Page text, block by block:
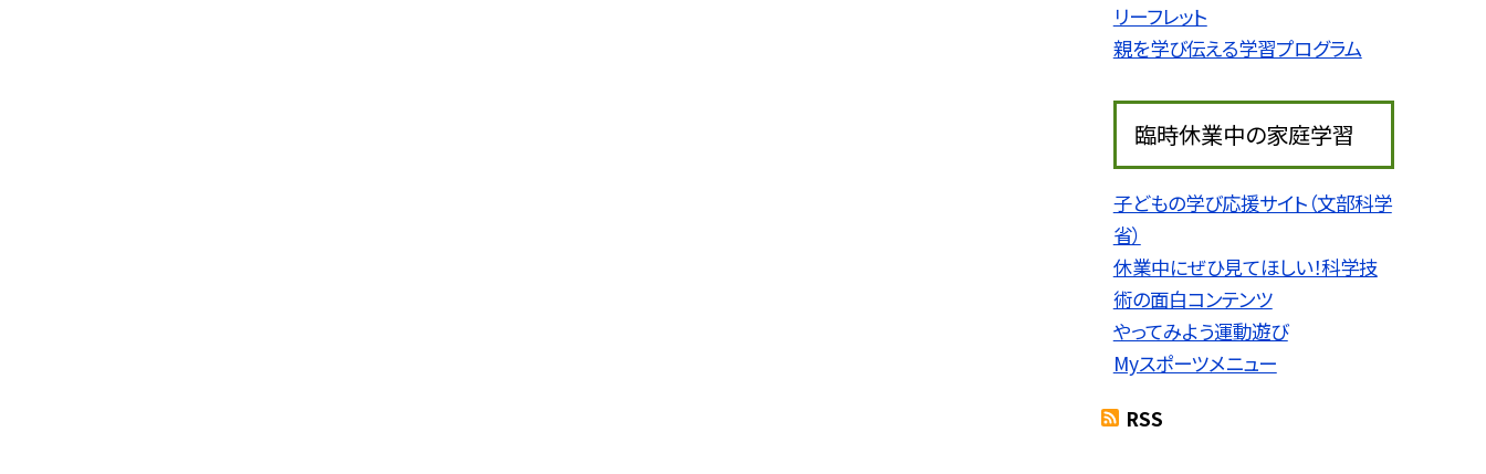
リーフレット
親を学び伝える学習プログラム
臨時休業中の家庭学習
子どもの学び応援サイト（文部科学
省）
休業中にぜひ見てほしい！科学技
術の面白コンテンツ
やってみよう運動遊び
Myスポーツメニュー
RSS